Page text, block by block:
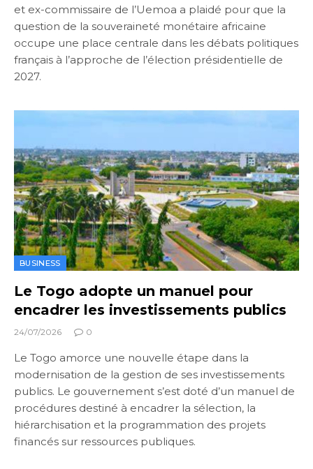
et ex-commissaire de l’Uemoa a plaidé pour que la
question de la souveraineté monétaire africaine
occupe une place centrale dans les débats politiques
français à l’approche de l’élection présidentielle de
2027.
BUSINESS
Le Togo adopte un manuel pour
encadrer les investissements publics
24/07/2026 0
Le Togo amorce une nouvelle étape dans la
modernisation de la gestion de ses investissements
publics. Le gouvernement s’est doté d’un manuel de
procédures destiné à encadrer la sélection, la
hiérarchisation et la programmation des projets
financés sur ressources publiques.